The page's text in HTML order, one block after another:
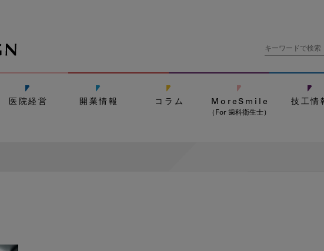
医院経営 開業情報 コラム MoreSmile
（For 歯科衛生士）
技工情